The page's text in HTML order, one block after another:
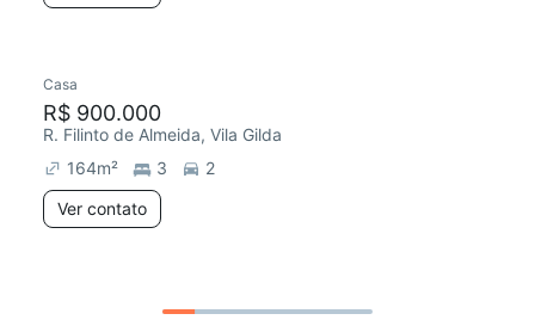
Casa
R$ 900.000
R. Filinto de Almeida, Vila Gilda
164m² 3
2
Ver contato